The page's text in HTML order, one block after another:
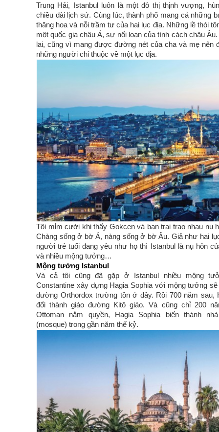
Trung Hải, Istanbul luôn là một đô thị thịnh vượng,
chiều dài lịch sử. Cùng lúc, thành phố mang cả những
thăng hoa và nỗi trầm tư của hai lục địa. Những lề thói
một quốc gia châu Á, sự nổi loạn của tính cách châu
lai, cũng vì mang được đường nét của cha và mẹ nên
những người chỉ thuộc về một lục địa.
Tôi mỉm cười khi thấy Gokcen và bạn trai trao nhau nụ
Chàng sống ở bờ Á, nàng sống ở bờ Âu. Giả như hai
người trẻ tuổi đang yêu như họ thì Istanbul là nụ hôn
và nhiều mộng tưởng…
Mộng tưởng Istanbul
Và cả tôi cũng đã gặp ở Istanbul nhiều mộng
Constantine xây dựng Hagia Sophia với mộng tưởng
đường Orthordox trường tồn ở đây. Rồi 700 năm sau,
đổi thành giáo đường Kitô giáo. Và cũng chỉ 200
Ottoman nắm quyền, Hagia Sophia biến thành
(mosque) trong gần năm thế kỷ.